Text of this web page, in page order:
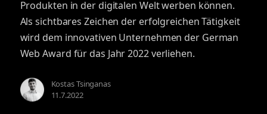
Produkten in der digitalen Welt werben können.
Als sichtbares Zeichen der erfolgreichen Tätigkeit
wird dem innovativen Unternehmen der German
Web Award für das Jahr 2022 verliehen.
Kostas Tsinganas
11.7.2022